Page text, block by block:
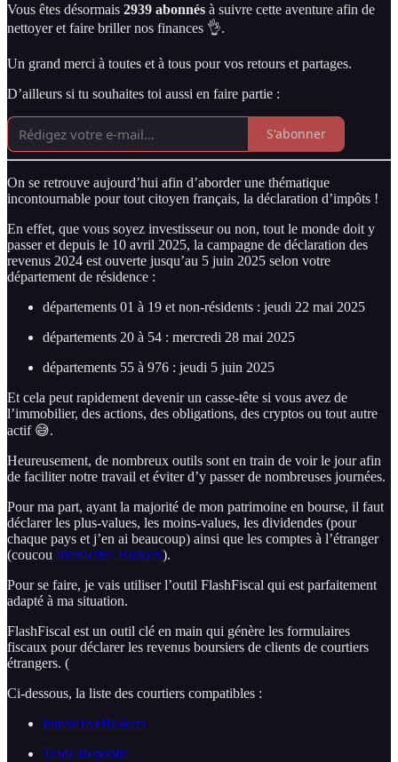
Vous êtes désormais 2939 abonnés à suivre cette aventure afin de
nettoyer et faire briller nos finances 👌.
Un grand merci à toutes et à tous pour vos retours et partages.
D’ailleurs si tu souhaites toi aussi en faire partie :
S'abonner
On se retrouve aujourd’hui afin d’aborder une thématique
incontournable pour tout citoyen français, la déclaration d’impôts !
En effet, que vous soyez investisseur ou non, tout le monde doit y
passer et depuis le 10 avril 2025, la campagne de déclaration des
revenus 2024 est ouverte jusqu’au 5 juin 2025 selon votre
département de résidence :
départements 01 à 19 et non-résidents : jeudi 22 mai 2025
départements 20 à 54 : mercredi 28 mai 2025
départements 55 à 976 : jeudi 5 juin 2025
Et cela peut rapidement devenir un casse-tête si vous avez de
l’immobilier, des actions, des obligations, des cryptos ou tout autre
actif 😅.
Heureusement, de nombreux outils sont en train de voir le jour afin
de faciliter notre travail et éviter d’y passer de nombreuses journées.
Pour ma part, ayant la majorité de mon patrimoine en bourse, il faut
déclarer les plus-values, les moins-values, les dividendes (pour
chaque pays et j’en ai beaucoup) ainsi que les comptes à l’étranger
(coucou Interactive Brokers).
Pour se faire, je vais utiliser l’outil FlashFiscal qui est parfaitement
adapté à ma situation.
FlashFiscal est un outil clé en main qui génère les formulaires
fiscaux pour déclarer les revenus boursiers de clients de courtiers
étrangers. (
Ci-dessous, la liste des courtiers compatibles :
InteractiveBrokers
Trade Republic